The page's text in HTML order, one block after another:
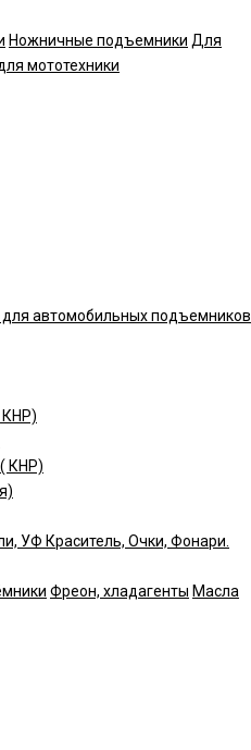
Ножничные подъемники Для
мототехники
для автомобильных подъемников
КНР)
КНР)
УФ Краситель, Очки, Фонари.
Фреон, хладагенты Масла